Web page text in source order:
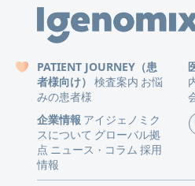
PATIENT JOURNEY（患
者様向け） 検査案内 お悩
みの患者様
企業情報 アイジェノミク
スについて グローバル拠
点 ニュース ・ コラム 採用
情報